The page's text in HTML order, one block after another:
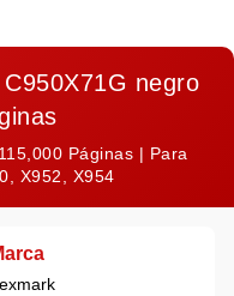
negro
Páginas | Para
X952, X954